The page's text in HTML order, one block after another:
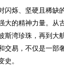
烁、坚硬且稀缺
大的精神力量。从
斯湾珍珠，再到大
交易，不仅是一部
史。